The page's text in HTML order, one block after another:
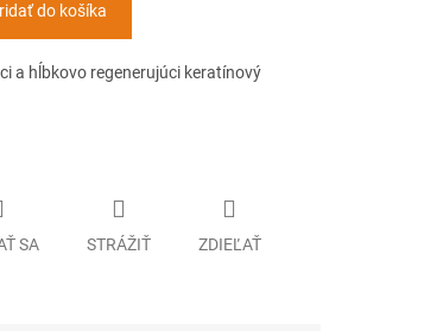
do košíka
a hĺbkovo regenerujúci keratínový
SA STRÁŽIŤ ZDIEĽAŤ